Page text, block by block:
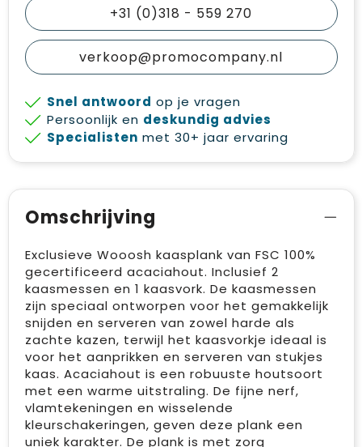
+31 (0)318 - 559 270
verkoop@promocompany.nl
Snel antwoord op je vragen
Persoonlijk en deskundig advies
Specialisten met 30+ jaar ervaring
Omschrijving
Exclusieve Wooosh kaasplank van FSC 100%
gecertificeerd acaciahout. Inclusief 2
kaasmessen en 1 kaasvork. De kaasmessen
zijn speciaal ontworpen voor het gemakkelijk
snijden en serveren van zowel harde als
zachte kazen, terwijl het kaasvorkje ideaal is
voor het aanprikken en serveren van stukjes
kaas. Acaciahout is een robuuste houtsoort
met een warme uitstraling. De fijne nerf,
vlamtekeningen en wisselende
kleurschakeringen, geven deze plank een
uniek karakter. De plank is met zorg